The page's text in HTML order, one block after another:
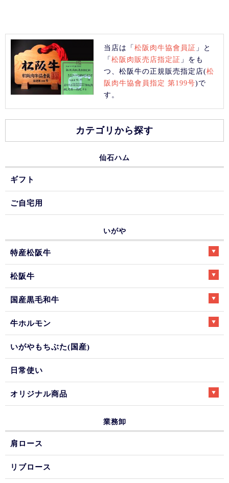
当店は「松阪肉牛協會員証 」と
「松阪肉販売店指定証 」をも
つ、松阪牛の正規販売指定店(松
阪肉牛協會員指定 第199号)で
す。
カテゴリから探す
仙石ハム
ギフト
ご自宅用
いがや
特産松阪牛
松阪牛
国産黒毛和牛
牛ホルモン
いがやもちぶた(国産)
日常使い
オリジナル商品
業務卸
肩ロース
リブロース